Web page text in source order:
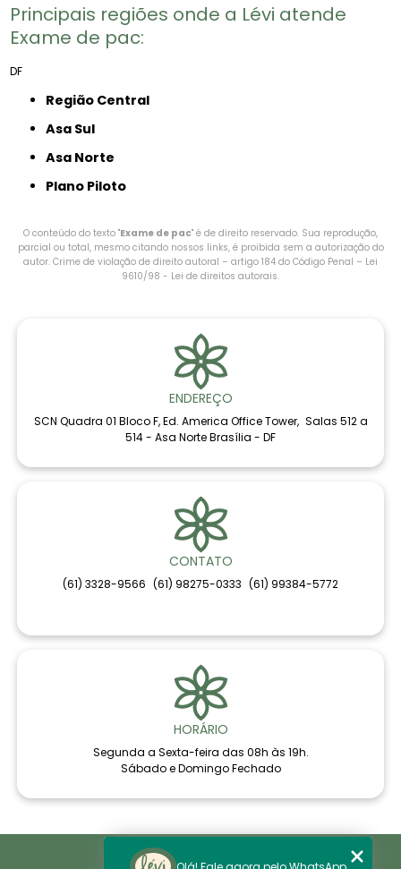
Principais regiões onde a Lévi atende
Exame de pac:
DF
Região Central
Asa Sul
Asa Norte
Plano Piloto
O conteúdo do texto "Exame de pac" é de direito reservado. Sua reprodução,
parcial ou total, mesmo citando nossos links, é proibida sem a autorização do
autor. Crime de violação de direito autoral – artigo 184 do Código Penal – Lei
9610/98 - Lei de direitos autorais.
ENDEREÇO
SCN Quadra 01 Bloco F, Ed. America Office Tower, Salas 512 a
514 - Asa Norte Brasília - DF
CONTATO
(61) 3328-9566 (61) 98275-0333 (61) 99384-5772
HORÁRIO
Segunda a Sexta-feira das 08h às 19h.
Sábado e Domingo Fechado